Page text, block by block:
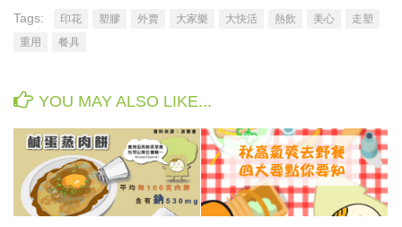
Tags: 印花 塑膠 外賣 大家樂 大快活 熱飲 美心
走塑
重用
餐具
YOU MAY ALSO LIKE...